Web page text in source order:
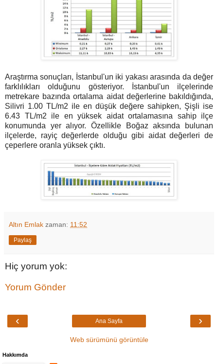
Araştırma sonuçları, İstanbul'un iki yakası arasında da değer
farklılıkları olduğunu gösteriyor. İstanbul'un ilçelerinde
metrekare bazında ortalama aidat değerlerine bakıldığında,
Silivri 1.00 TL/m2 ile en düşük değere sahipken, Şişli ise
6.43 TL/m2 ile en yüksek aidat ortalamasına sahip ilçe
konumunda yer alıyor. Özellikle Boğaz aksında bulunan
ilçelerde, rayiç değerlerde olduğu gibi aidat değerleri de
çeperlere oranla yüksek çıktı.
Altın Emlak zaman: 11:52
Paylaş
Hiç yorum yok:
Yorum Gönder
‹ ›
Ana Sayfa
Web sürümünü görüntüle
Hakkımda